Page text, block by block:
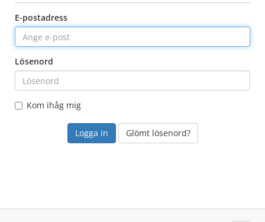
E-postadress
Lösenord
Kom ihåg mig
Glömt lösenord?